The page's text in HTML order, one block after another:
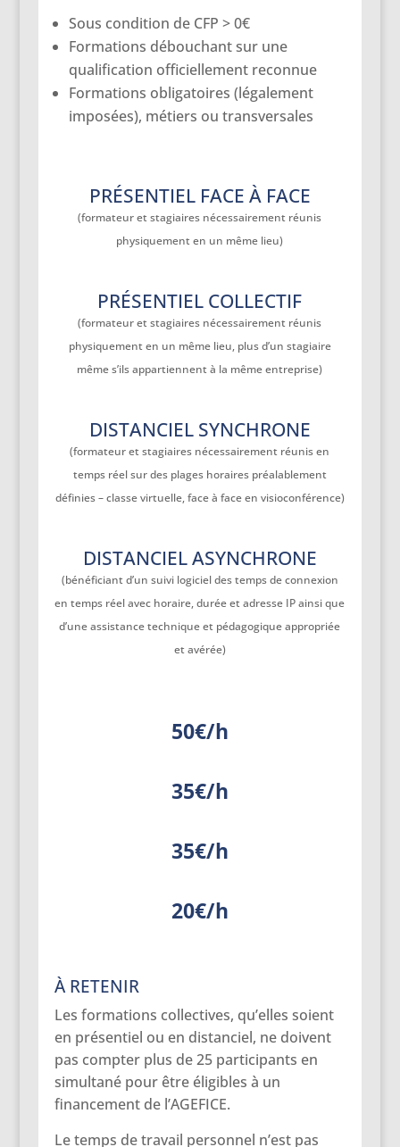
Sous condition de CFP > 0€
Formations débouchant sur une
qualification officiellement reconnue
Formations obligatoires (légalement
imposées), métiers ou transversales
PRÉSENTIEL FACE À FACE
(formateur et stagiaires nécessairement réunis
physiquement en un même lieu)
PRÉSENTIEL COLLECTIF
(formateur et stagiaires nécessairement réunis
physiquement en un même lieu, plus d’un stagiaire
même s’ils appartiennent à la même entreprise)
DISTANCIEL SYNCHRONE
(formateur et stagiaires nécessairement réunis en
temps réel sur des plages horaires préalablement
définies – classe virtuelle, face à face en visioconférence)
DISTANCIEL ASYNCHRONE
(bénéficiant d’un suivi logiciel des temps de connexion
en temps réel avec horaire, durée et adresse IP ainsi que
d’une assistance technique et pédagogique appropriée
et avérée)
50€/h
35€/h
35€/h
20€/h
À RETENIR
Les formations collectives, qu’elles soient
en présentiel ou en distanciel, ne doivent
pas compter plus de 25 participants en
simultané pour être éligibles à un
financement de l’AGEFICE.
Le temps de travail personnel n’est pas